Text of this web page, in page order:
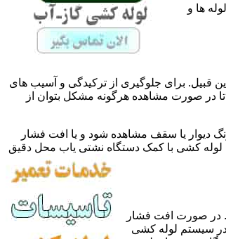
ها و
قبیل. برای جلوگیری از ترکیدگی و آسیب های
صورت مشاهده هرگونه مشکل بتوان از
دیوار یا سقف مشاهده شود و یا افت فشار
لوله کشی با کمک دستگاه نشتی یاب محل دقیق
در صورت افت فشار
در سیستم لوله کشی